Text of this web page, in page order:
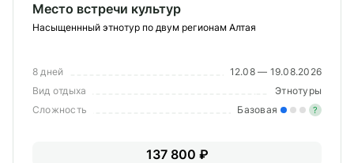
Место встречи культур
Насыщеннный этнотур по двум регионам Алтая
8 дней
12.08 — 19.08.2026
Вид отдыха
Этнотуры
Сложность
Базовая ?
137 800 ₽